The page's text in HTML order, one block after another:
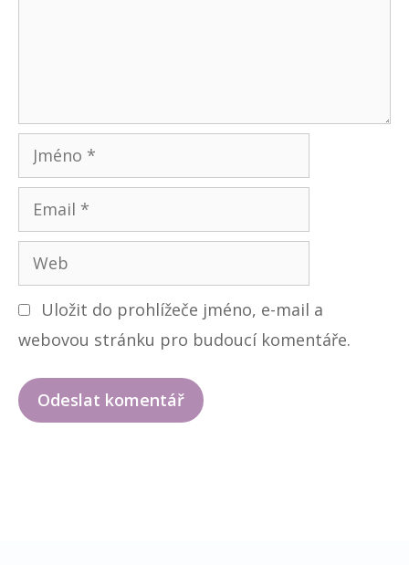
ř
m
n
m
i
l
W
e
b
Uložit do prohlížeče jméno, e-mail a
webovou stránku pro budoucí komentáře.